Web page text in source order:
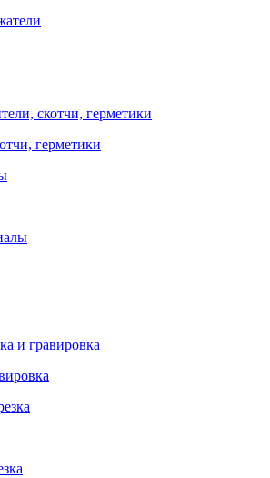
герметики